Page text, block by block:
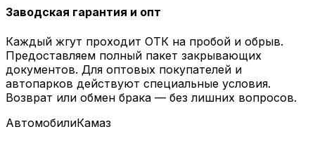
Заводская гарантия и опт
Каждый жгут проходит ОТК на пробой и обрыв.
Предоставляем полный пакет закрывающих
документов. Для оптовых покупателей и
автопарков действуют специальные условия.
Возврат или обмен брака — без лишних вопросов.
АвтомобилиКамаз